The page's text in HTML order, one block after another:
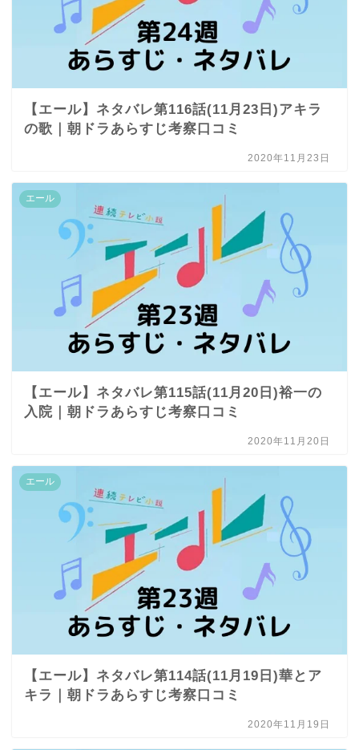
【エール】ネタバレ第116話(11月23日)アキラ
の歌｜朝ドラあらすじ考察口コミ
2020年11月23日
エール
【エール】ネタバレ第115話(11月20日)裕一の
入院｜朝ドラあらすじ考察口コミ
2020年11月20日
エール
【エール】ネタバレ第114話(11月19日)華とア
キラ｜朝ドラあらすじ考察口コミ
2020年11月19日